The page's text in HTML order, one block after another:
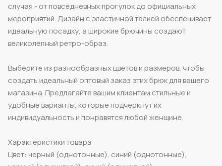
случая - от повседневных прогулок до официальных
мероприятий. Дизайн с эластичной талией обеспечивает
идеальную посадку, а широкие брючины создают
великолепный ретро-образ.
Выберите из разнообразных цветов и размеров, чтобы
создать идеальный оптовый заказ этих брюк для вашего
магазина. Предлагайте вашим клиентам стильные и
удобные варианты, которые подчеркнут их
индивидуальность и понравятся любой женщине.
Характеристики товара
Цвет: черный (однотонные), синий (однотонные),